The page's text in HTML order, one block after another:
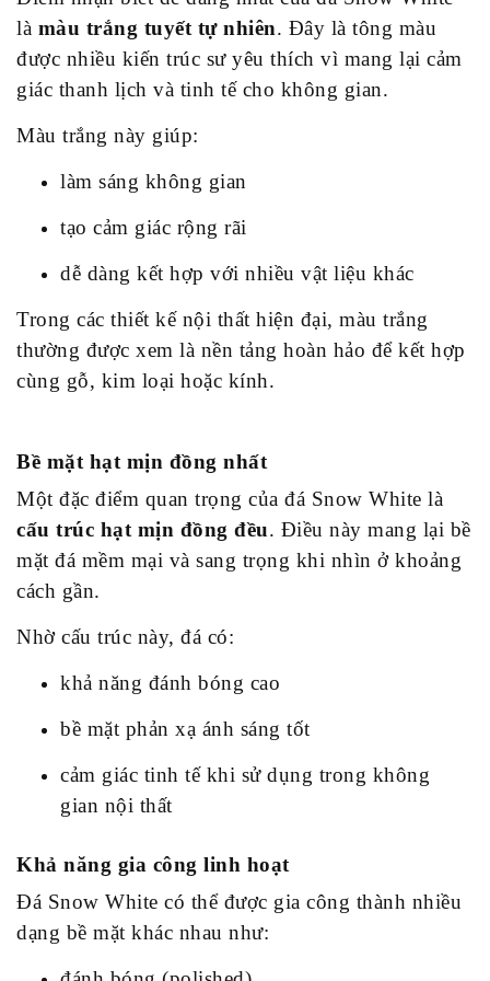
là màu trắng tuyết tự nhiên. Đây là tông màu
được nhiều kiến trúc sư yêu thích vì mang lại cảm
giác thanh lịch và tinh tế cho không gian.
Màu trắng này giúp:
làm sáng không gian
tạo cảm giác rộng rãi
dễ dàng kết hợp với nhiều vật liệu khác
Trong các thiết kế nội thất hiện đại, màu trắng
thường được xem là nền tảng hoàn hảo để kết hợp
cùng gỗ, kim loại hoặc kính.
Bề mặt hạt mịn đồng nhất
Một đặc điểm quan trọng của đá Snow White là
cấu trúc hạt mịn đồng đều. Điều này mang lại bề
mặt đá mềm mại và sang trọng khi nhìn ở khoảng
cách gần.
Nhờ cấu trúc này, đá có:
khả năng đánh bóng cao
bề mặt phản xạ ánh sáng tốt
cảm giác tinh tế khi sử dụng trong không
gian nội thất
Khả năng gia công linh hoạt
Đá Snow White có thể được gia công thành nhiều
dạng bề mặt khác nhau như: